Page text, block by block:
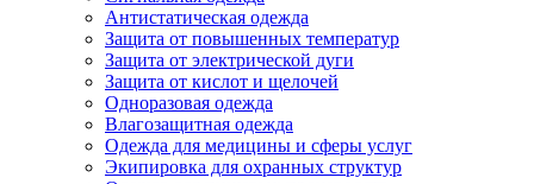
Антистатическая одежда
Защита от повышенных температур
Защита от электрической дуги
Защита от кислот и щелочей
Одноразовая одежда
Влагозащитная одежда
Одежда для медицины и сферы услуг
Экипировка для охранных структур